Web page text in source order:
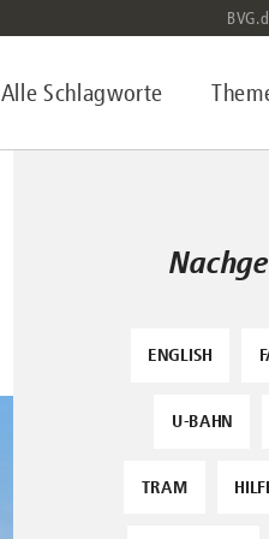
Alle Schlagworte
ENGLISH
U-BAHN
TRAM